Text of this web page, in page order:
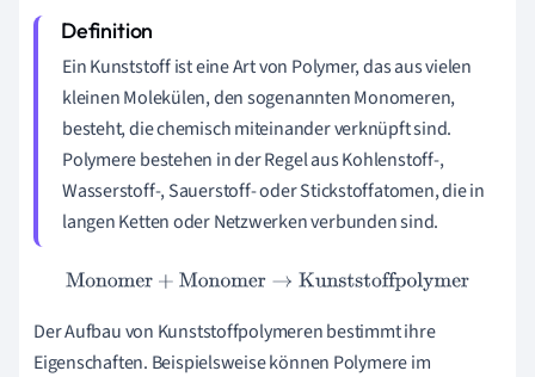
Ein Kunststoff ist eine Art von Polymer, das aus vielen
kleinen Molekülen, den sogenannten Monomeren,
besteht, die chemisch miteinander verknüpft sind.
Polymere bestehen in der Regel aus Kohlenstoff-,
Wasserstoff-, Sauerstoff- oder Stickstoffatomen, die in
langen Ketten oder Netzwerken verbunden sind.
Monomer+Monomer →Kunststoffpolymer
Der Aufbau von Kunststoffpolymeren bestimmt ihre
Eigenschaften. Beispielsweise können Polymere im